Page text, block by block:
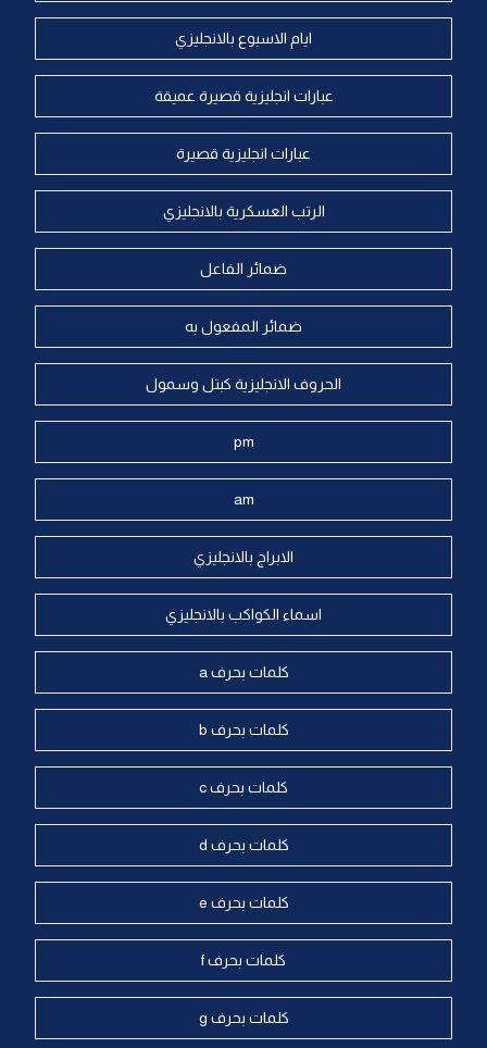
ايام الاسبوع بالانجليزي
عبارات انجليزية قصيرة عميقة
عبارات انجليزية قصيرة
الرتب العسكرية بالانجليزي
ضمائر الفاعل
ضمائر المفعول به
الحروف الانجليزية كبتل وسمول
pm
am
الابراج بالانجليزي
اسماء الكواكب بالانجليزي
كلمات بحرف a
كلمات بحرف b
كلمات بحرف c
كلمات بحرف d
كلمات بحرف e
كلمات بحرف f
كلمات بحرف g